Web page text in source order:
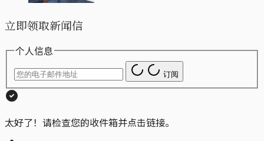
立即领取新闻信
个人信息
订阅
太好了！请检查您的收件箱并点击链接。